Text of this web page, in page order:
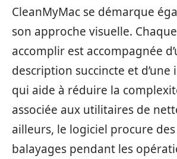
CleanMyMac se démarque
son approche visuelle.
accomplir est accompagnée
description succincte et
qui aide à réduire la
associée aux utilitaires de
ailleurs, le logiciel procure
balayages pendant les